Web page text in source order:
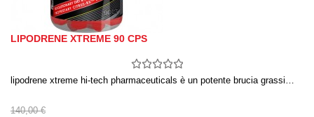
LIPODRENE XTREME 90 CPS
lipodrene xtreme hi-tech pharmaceuticals è un potente brucia grassi…
140,00 €